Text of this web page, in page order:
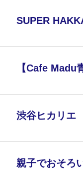
SUPER
【Cafe
渋谷ヒカリエ
親子でおそろ